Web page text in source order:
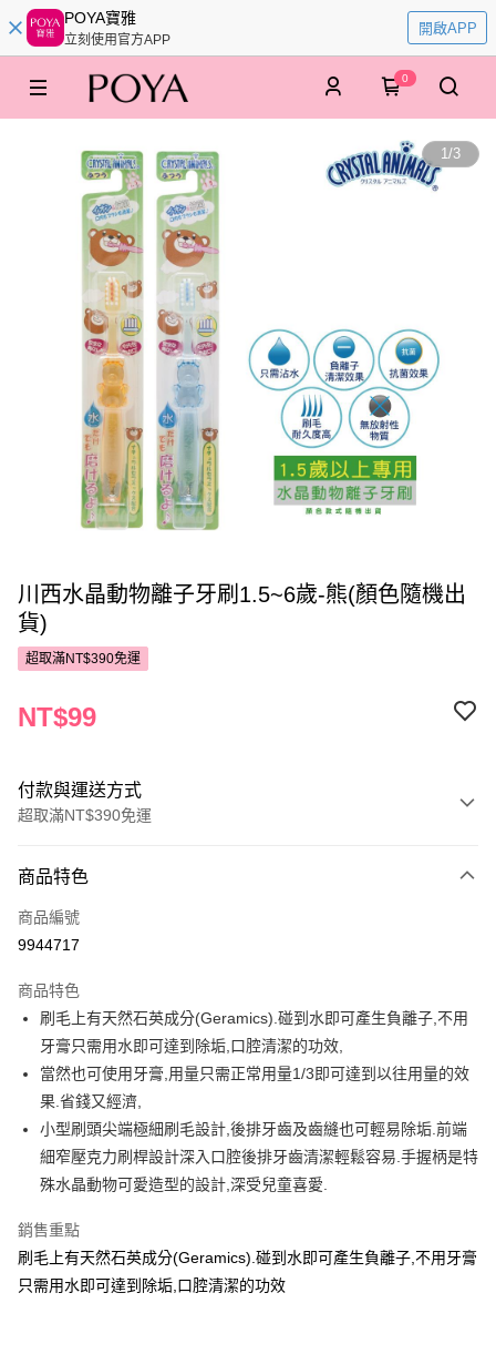
POYA寶雅
立刻使用官方APP
開啟APP
0
1/3
川西水晶動物離子牙刷1.5~6歲-熊(顏色隨機出
貨)
超取滿NT$390免運
NT$99
付款與運送方式
超取滿NT$390免運
POYA支付
信用卡一次付款
LINE Pay
Apple Pay
街口支付
悠遊付
Google Pay
【關於「AFTEE先享後付」】
AFTEE先享後付是「在收到商品之後才付款」的支付方式。 讓您購物簡單
即享券
商品特色
商品編號
9944717
商品特色
刷毛上有天然石英成分(Geramics).碰到水即可產生負離子,不用
牙膏只需用水即可達到除垢,口腔清潔的功效,
當然也可使用牙膏,用量只需正常用量1/3即可達到以往用量的效
果.省錢又經濟,
小型刷頭尖端極細刷毛設計,後排牙齒及齒縫也可輕易除垢.前端
細窄壓克力刷桿設計深入口腔後排牙齒清潔輕鬆容易.手握柄是特
殊水晶動物可愛造型的設計,深受兒童喜愛.
銷售重點
刷毛上有天然石英成分(Geramics).碰到水即可產生負離子,不用牙膏
只需用水即可達到除垢,口腔清潔的功效